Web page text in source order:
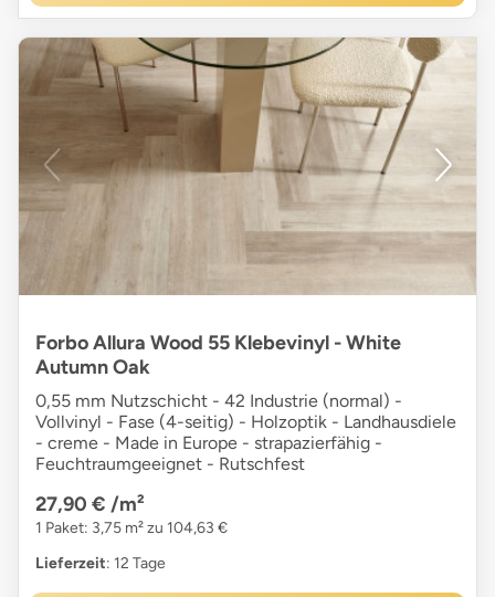
Forbo Allura Wood 55 Klebevinyl - White
Autumn Oak
0,55 mm Nutzschicht - 42 Industrie (normal) -
Vollvinyl - Fase (4-seitig) - Holzoptik - Landhausdiele
- creme - Made in Europe - strapazierfähig -
Feuchtraumgeeignet - Rutschfest
27,90 € /m²
1 Paket: 3,75 m² zu 104,63 €
Lieferzeit: 12 Tage